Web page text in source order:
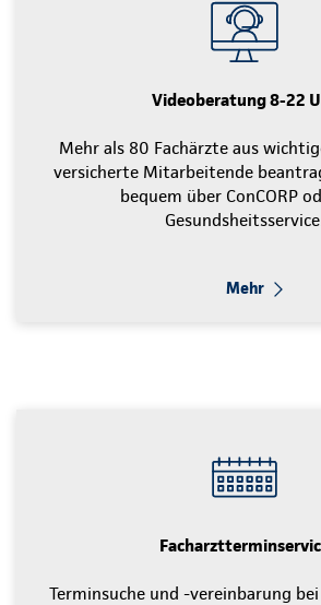
Videoberatung 8-22
Mehr als 80 Fachärzte aus
versicherte Mitarbeitende
bequem über ConCORP
Gesundsheitsservice.
Mehr
Terminsuche und -vereinbarung